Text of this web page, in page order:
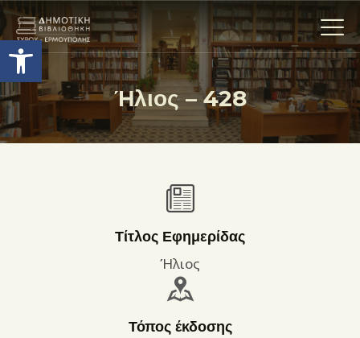
Ανοίξτε τη γραμμή εργαλείων
Ήλιος – 428
Η ΒΙΒΛΙΟΘΗΚΗ
ΟΙ ΣΥΛΛΟΓΈΣ
ΔΡΑΣΤΗΡΙΟΤΗΤΕΣ
ΕΠΙΚΟΙΝΩΝΊΑ
ΌΡΟΙ ΧΡΉΣΗΣ
Τίτλος Εφημερίδας
Ήλιος
Τόπος έκδοσης